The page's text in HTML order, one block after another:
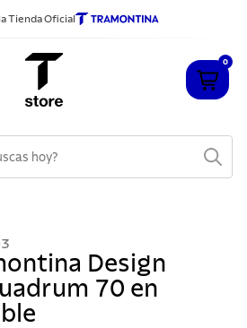
Tienda Oficial
0
Design
70 en